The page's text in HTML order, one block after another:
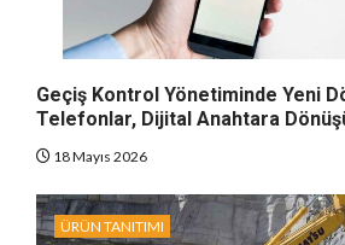
Geçiş Kontrol Yönetiminde Yeni
Telefonlar, Dijital Anahtara
18 Mayıs 2026
ÜRÜN TANITIMI